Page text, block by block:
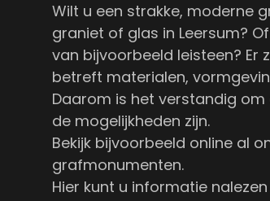
Wilt u een strakke, moderne
graniet of glas in Leersum?
van bijvoorbeeld leisteen? Er
betreft materialen,
Daarom is het verstandig
de mogelijkheden zijn.
Bekijk bijvoorbeeld online al
grafmonumenten.
Hier kunt u informatie